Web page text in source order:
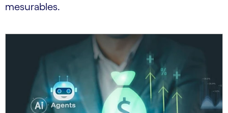
mesurables.